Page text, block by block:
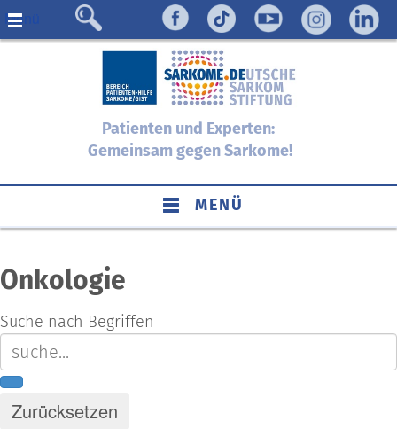
Menü
Patienten und Experten:
Gemeinsam gegen Sarkome!
MENÜ
Onkologie
Suche nach Begriffen